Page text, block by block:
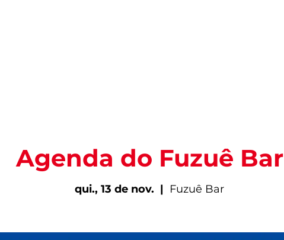
Agenda do Fuzuê Bar
qui., 13 de nov.
  |
Fuzuê Bar